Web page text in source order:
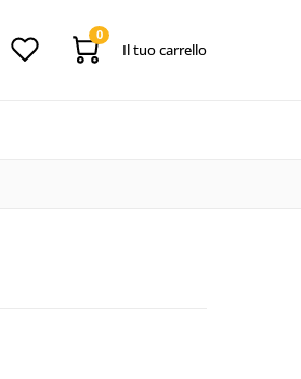
0
Il tuo carrello